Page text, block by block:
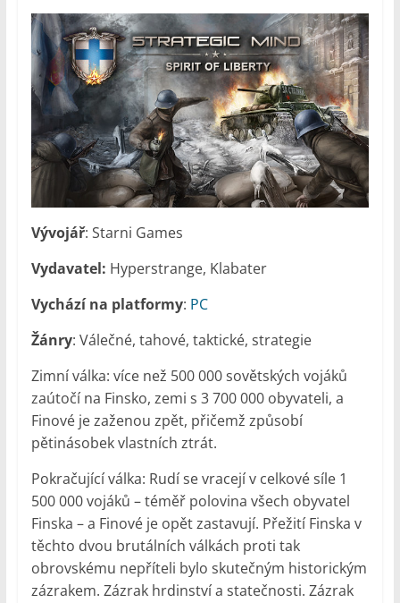
Vývojář: Starni Games
Vydavatel: Hyperstrange, Klabater
Vychází na platformy: PC
Žánry: Válečné, tahové, taktické, strategie
Zimní válka: více než 500 000 sovětských vojáků
zaútočí na Finsko, zemi s 3 700 000 obyvateli, a
Finové je zaženou zpět, přičemž způsobí
pětinásobek vlastních ztrát.
Pokračující válka: Rudí se vracejí v celkové síle 1
500 000 vojáků – téměř polovina všech obyvatel
Finska – a Finové je opět zastavují. Přežití Finska v
těchto dvou brutálních válkách proti tak
obrovskému nepříteli bylo skutečným historickým
zázrakem. Zázrak hrdinství a statečnosti. Zázrak